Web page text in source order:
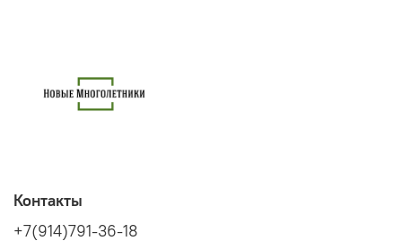
Контакты
+7(914)791-36-18